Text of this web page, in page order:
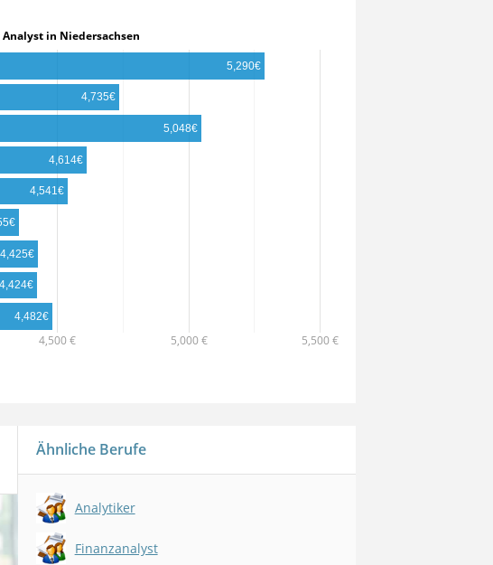
Analyst in Niedersachsen
4,500 € 5,000 € 5,500 €
5,290€
4,735€
5,048€
4,614€
4,541€
4,425€
4,424€
4,482€
Ähnliche Berufe
Analytiker
Finanzanalyst